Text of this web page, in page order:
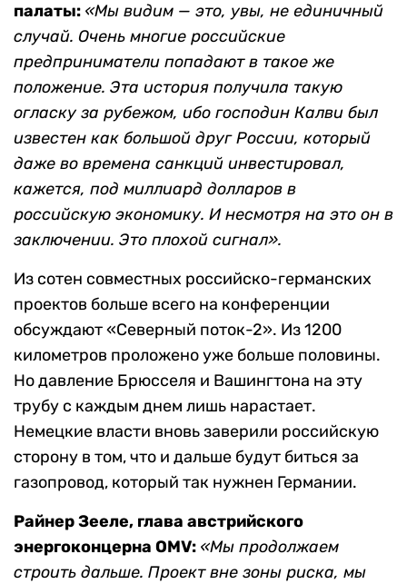
палаты: «Мы видим — это, увы, не единичный
случай. Очень многие российские
предприниматели попадают в такое же
положение. Эта история получила такую
огласку за рубежом, ибо господин Калви был
известен как большой друг России, который
даже во времена санкций инвестировал,
кажется, под миллиард долларов в
российскую экономику. И несмотря на это он в
заключении. Это плохой сигнал».
Из сотен совместных российско-германских
проектов больше всего на конференции
обсуждают «Северный поток-2». Из 1200
километров проложено уже больше половины.
Но давление Брюсселя и Вашингтона на эту
трубу с каждым днем лишь нарастает.
Немецкие власти вновь заверили российскую
сторону в том, что и дальше будут биться за
газопровод, который так нужнен Германии.
Райнер Зееле, глава австрийского
энергоконцерна OMV: «Мы продолжаем
строить дальше. Проект вне зоны риска, мы